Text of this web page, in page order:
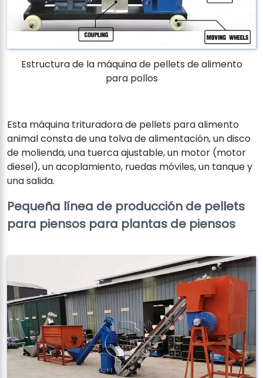
Estructura de la máquina de pellets de alimento
para pollos
Esta máquina trituradora de pellets para alimento
animal consta de una tolva de alimentación, un disco
de molienda, una tuerca ajustable, un motor (motor
diesel), un acoplamiento, ruedas móviles, un tanque y
una salida.
Pequeña línea de producción de pellets
para piensos para plantas de piensos